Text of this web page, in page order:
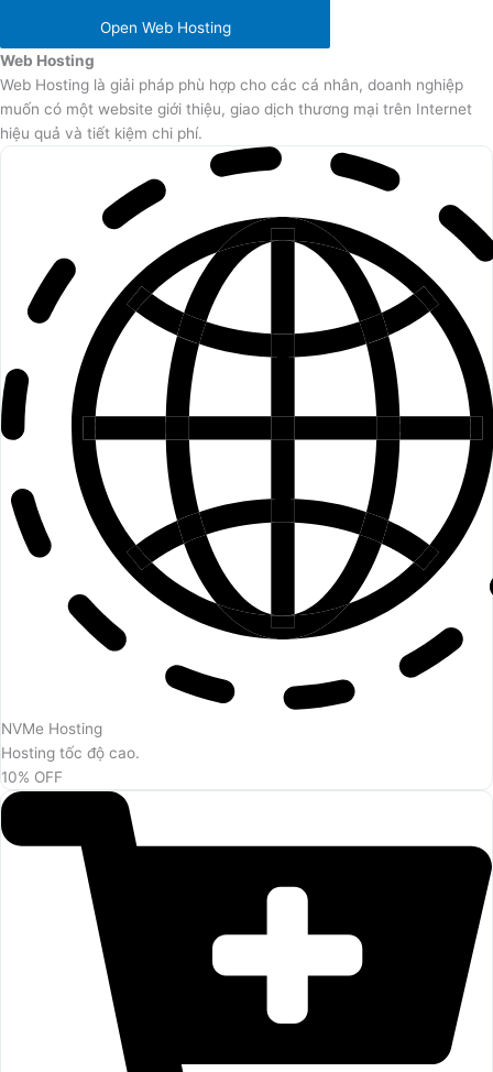
Open Web Hosting
Web Hosting
Web Hosting là giải pháp phù hợp cho các cá nhân, doanh nghiệp
muốn có một website giới thiệu, giao dịch thương mại trên Internet
hiệu quả và tiết kiệm chi phí.
NVMe Hosting
Hosting tốc độ cao.
10% OFF